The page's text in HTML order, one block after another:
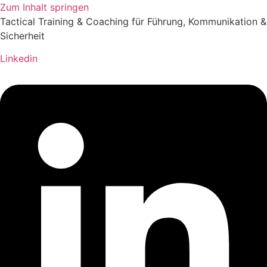
Zum Inhalt springen
Tactical Training & Coaching für Führung, Kommunikation &
Sicherheit
Linkedin